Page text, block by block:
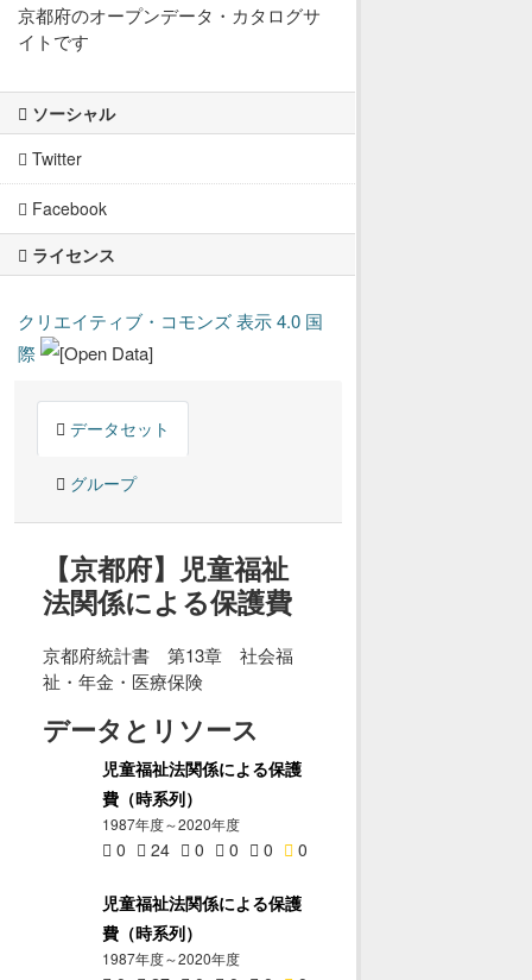
京都府のオープンデータ・カタログサ
イトです
ソーシャル
Twitter
Facebook
ライセンス
クリエイティブ・コモンズ 表示 4.0 国
際
データセット
グループ
【京都府】児童福祉
法関係による保護費
京都府統計書 第13章 社会福
祉・年金・医療保険
データとリソース
児童福祉法関係による保護
費（時系列）
1987年度～2020年度
0 24 0 0 0 0
児童福祉法関係による保護
費（時系列）
1987年度～2020年度